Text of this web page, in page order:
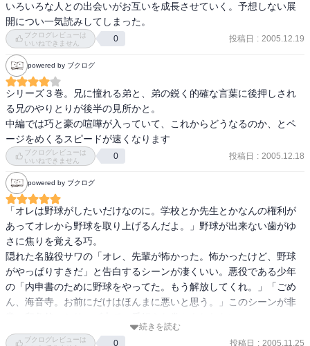
いろいろな人との出会いがお互いを成長させていく。予想しない展
開につい一気読みしてしまった。
ブクログレビューは
いいねできません
0 投稿日 : 2005.12.19
powered by ブクログ
シリーズ３巻。兄に憧れる弟と、弟の鋭く的確な言葉に後押しされ
る兄のやりとりが後半の見所かと。
中編では巧と豪の喧嘩が入っていて、これからどうなるのか、とペ
ージをめくるスピードが速くなります
ブクログレビューは
いいねできません
0 投稿日 : 2005.12.18
powered by ブクログ
「オレは野球がしたいだけなのに。学校とか先生とかなんの権利が
あってオレから野球を取り上げるんだよ。」野球が出来ない歯がゆ
さに焦りを覚える巧。
隠れた名脇役サワの「オレ、先輩が怖かった。怖かったけど、野球
がやっぱりすきだ」と告白するシーンが凄くいい。悪役である少年
の「内申書のために野球をやってた。もう解放してくれ。」「ごめ
ん、海音寺。お前にだけはほんまに悪いと思う。」このシーンが非
続きを読む
ブクログレビューは
0 投稿日 : 2005.11.25